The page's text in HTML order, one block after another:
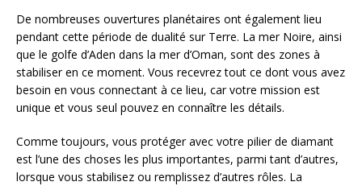
De nombreuses ouvertures planétaires ont également lieu
pendant cette période de dualité sur Terre. La mer Noire, ainsi
que le golfe d’Aden dans la mer d’Oman, sont des zones à
stabiliser en ce moment. Vous recevrez tout ce dont vous avez
besoin en vous connectant à ce lieu, car votre mission est
unique et vous seul pouvez en connaître les détails.
Comme toujours, vous protéger avec votre pilier de diamant
est l’une des choses les plus importantes, parmi tant d’autres,
lorsque vous stabilisez ou remplissez d’autres rôles. La